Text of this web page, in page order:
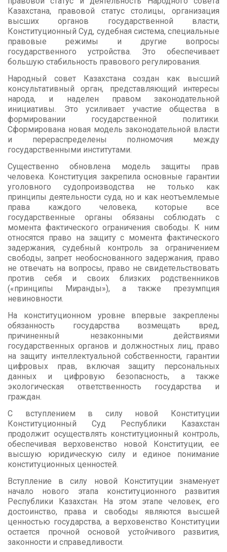
Казахстана, правовой статус столицы, организация
высших органов государственной власти,
Конституционный Суд, судебная система, специальные
правовые режимы и другие вопросы
государственного устройства. Это обеспечивает
большую стабильность правового регулирования.
Народный совет Казахстана создан как высший
консультативный орган, представляющий интересы
народа, и наделен правом законодательной
инициативы. Это усиливает участие общества в
формировании государственной политики.
Сформирована новая модель законодательной власти
и перераспределены полномочия между
государственными институтами.
Существенно обновлена модель защиты прав
человека. Конституция закрепила основные гарантии
уголовного судопроизводства не только как
принципы деятельности суда, но и как неотъемлемые
права каждого человека, которые все
государственные органы обязаны соблюдать с
момента фактического ограничения свободы. К ним
относятся право на защиту с момента фактического
задержания, судебный контроль за ограничением
свободы, запрет необоснованного задержания, право
не отвечать на вопросы, право не свидетельствовать
против себя и своих близких родственников
(«принципы Миранды»), а также презумпция
невиновности.
На конституционном уровне впервые закреплены
обязанность государства возмещать вред,
причиненный незаконными действиями
государственных органов и должностных лиц, право
на защиту интеллектуальной собственности, гарантии
цифровых прав, включая защиту персональных
данных и цифровую безопасность, а также
экологическая ответственность государства и
граждан.
С вступлением в силу новой Конституции
Конституционный Суд Республики Казахстан
продолжит осуществлять конституционный контроль,
обеспечивая верховенство новой Конституции, ее
высшую юридическую силу и единое понимание
конституционных ценностей.
Вступление в силу новой Конституции знаменует
начало нового этапа конституционного развития
Республики Казахстан. На этом этапе человек, его
достоинство, права и свободы являются высшей
ценностью государства, а верховенство Конституции
остается прочной основой устойчивого развития,
законности и справедливости.